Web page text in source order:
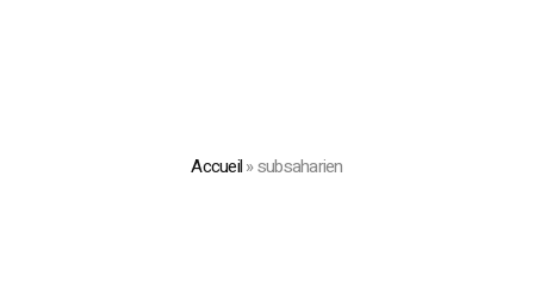
Accueil»subsaharien